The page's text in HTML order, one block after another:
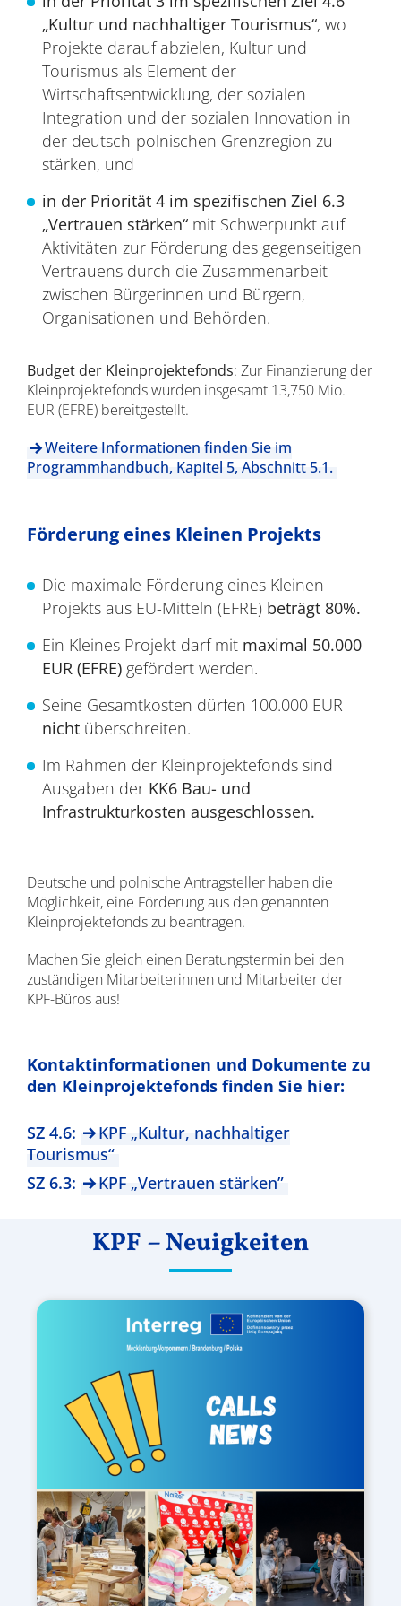
„Kultur und nachhaltiger Tourismus“, wo
Projekte darauf abzielen, Kultur und
Tourismus als Element der
Wirtschaftsentwicklung, der sozialen
Integration und der sozialen Innovation in
der deutsch-polnischen Grenzregion zu
stärken, und
in der Priorität 4 im spezifischen Ziel 6.3
„Vertrauen stärken“mit Schwerpunkt auf
Aktivitäten zur Förderung des gegenseitigen
Vertrauens durch die Zusammenarbeit
zwischen Bürgerinnen und Bürgern,
Organisationen und Behörden.
Budget der Kleinprojektefonds: Zur Finanzierung der
Kleinprojektefonds wurden insgesamt 13,750 Mio.
EUR (EFRE) bereitgestellt.
Weitere Informationen finden Sie im
Programmhandbuch, Kapitel 5, Abschnitt 5.1.
Förderung eines Kleinen Projekts
Die maximale Förderung eines Kleinen
Projekts aus EU-Mitteln (EFRE) beträgt 80%.
Ein Kleines Projekt darf mitmaximal 50.000
EUR (EFRE) gefördert werden.
Seine Gesamtkosten dürfen 100.000 EUR
nichtüberschreiten.
Im Rahmen der Kleinprojektefonds sind
Ausgaben der KK6 Bau- und
Infrastrukturkosten ausgeschlossen.
Deutsche und polnische Antragsteller haben die
Möglichkeit, eine Förderung aus den genannten
Kleinprojektefonds zu beantragen.
Machen Sie gleich einen Beratungstermin bei den
zuständigen Mitarbeiterinnen und Mitarbeiter der
KPF-Büros aus!
Kontaktinformationen und Dokumente zu
den Kleinprojektefonds finden Sie hier:
SZ 4.6:
KPF „Kultur, nachhaltiger
Tourismus“
SZ 6.3:
KPF „Vertrauen stärken”
KPF – Neuigkeiten